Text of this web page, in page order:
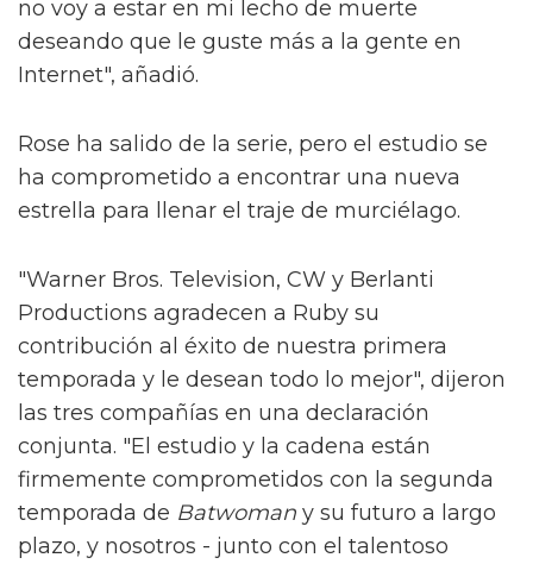
no voy a estar en mi lecho de muerte
deseando que le guste más a la gente en
Internet", añadió.
Rose ha salido de la serie, pero el estudio se
ha comprometido a encontrar una nueva
estrella para llenar el traje de murciélago.
"Warner Bros. Television, CW y Berlanti
Productions agradecen a Ruby su
contribución al éxito de nuestra primera
temporada y le desean todo lo mejor", dijeron
las tres compañías en una declaración
conjunta. "El estudio y la cadena están
firmemente comprometidos con la segunda
temporada de Batwoman y su futuro a largo
plazo, y nosotros - junto con el talentoso